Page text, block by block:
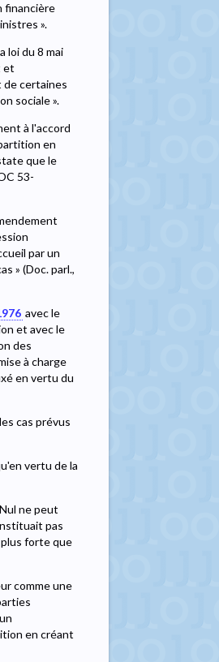
financière
».
loi du 8 mai
et
de certaines
sociale ».
à l'accord
en
que le
53-
par un
» (Doc. parl.,
avec le
et avec le
des
à charge
en vertu du
cas prévus
vertu de la
ne peut
pas
forte que
comme une
en créant